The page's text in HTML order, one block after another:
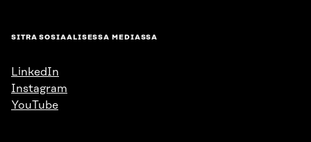
SITRA SOSIAALISESSA MEDIASSA
LinkedIn
Instagram
YouTube